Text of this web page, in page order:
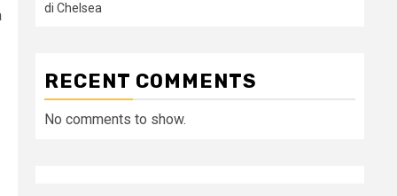
di Chelsea
RECENT COMMENTS
No comments to show.